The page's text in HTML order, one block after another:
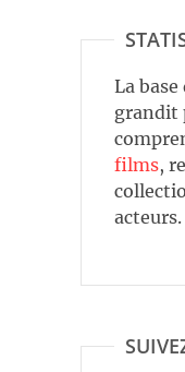
La base
grandit
films,
acteurs.